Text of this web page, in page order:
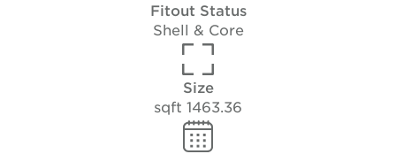
Fitout Status
Shell & Core
Size
1463.36 sqft